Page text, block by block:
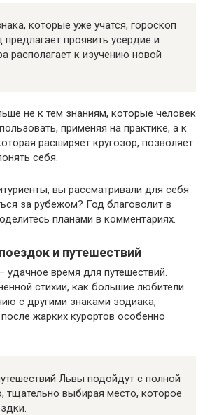
которые уже учатся, гороскоп
проявить усердие и
располагает к изучению новой
не к тем знаниям, которые человек
применяя на практике, а к
расширяет кругозор, позволяет
себя.
вы рассматривали для себя
за рубежом? Год благоволит в
планами в комментариях.
и путешествий
удачное время для путешествий.
стихии, как большие любители
с другими знаками зодиака,
жарких курортов особенно
Львы подойдут с полной
тщательно выбирая место, которое